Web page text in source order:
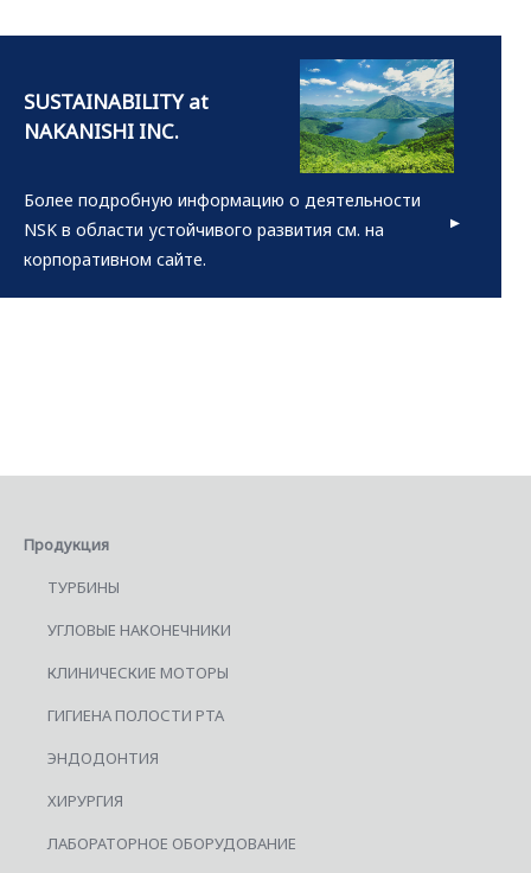
Более подробную информацию о деятельности
NSK в области устойчивого развития см. на
корпоративном сайте.
Продукция
ТУРБИНЫ
УГЛОВЫЕ НАКОНЕЧНИКИ
КЛИНИЧЕСКИЕ МОТОРЫ
ГИГИЕНА ПОЛОСТИ РТА
ЭНДОДОНТИЯ
ХИРУРГИЯ
ЛАБОРАТОРНОЕ ОБОРУДОВАНИЕ